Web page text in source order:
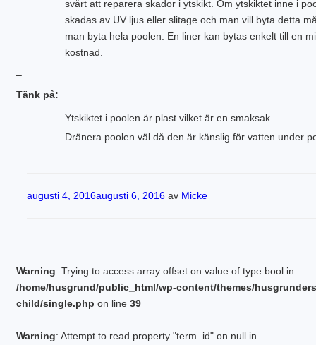
svårt att reparera skador i ytskikt. Om ytskiktet inne i
skadas av UV ljus eller slitage och man vill byta detta
man byta hela poolen. En liner kan bytas enkelt till en
kostnad.
–
Tänk på:
Ytskiktet i poolen är plast vilket är en smaksak.
Dränera poolen väl då den är känslig för vatten under
Publicerat
augusti 4, 2016augusti 6, 2016 av Micke
Warning: Trying to access array offset on value of type bool in
/home/husgrund/public_html/wp-content/themes/
child/single.php on line 39
Warning: Attempt to read property "term_id" on null in